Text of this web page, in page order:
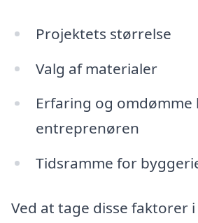
Projektets størrelse
Valg af materialer
Erfaring og omdømme
entreprenøren
Tidsramme for
Ved at tage disse faktorer